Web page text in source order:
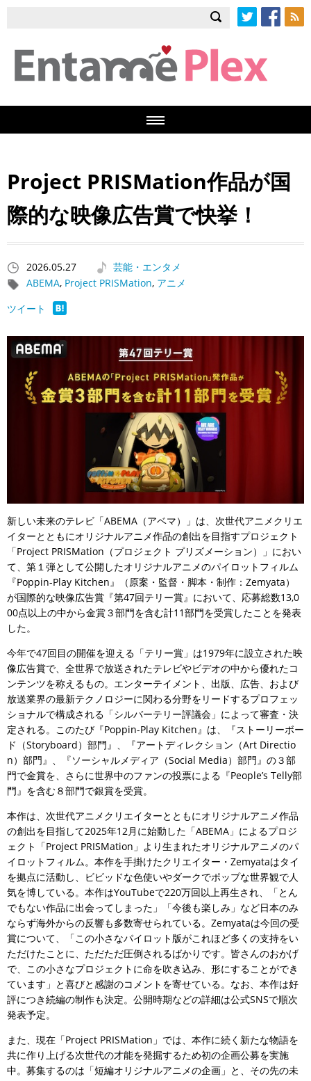
Project PRISMation作品が国
際的な映像広告賞で快挙！
2026.05.27
芸能・エンタメ
ABEMA, Project PRISMation, アニメ
ツイート
新しい未来のテレビ「ABEMA（アベマ）」は、次世代アニメクリエ
イターとともにオリジナルアニメ作品の創出を目指すプロジェクト
「Project PRISMation（プロジェクト プリズメーション）」におい
て、第１弾として公開したオリジナルアニメのパイロットフィルム
『Poppin-Play Kitchen』（原案・監督・脚本・制作：Zemyata）
が国際的な映像広告賞『第47回テリー賞』において、応募総数13,0
00点以上の中から金賞３部門を含む計11部門を受賞したことを発表
した。
今年で47回目の開催を迎える「テリー賞」は1979年に設立された映
像広告賞で、全世界で放送されたテレビやビデオの中から優れたコ
ンテンツを称えるもの。エンターテイメント、出版、広告、および
放送業界の最新テクノロジーに関わる分野をリードするプロフェッ
ショナルで構成される「シルバーテリー評議会」によって審査・決
定される。このたび『Poppin-Play Kitchen』は、『ストーリーボー
ド（Storyboard）部門』、『アートディレクション（Art Directio
n）部門』、『ソーシャルメディア（Social Media）部門』の３部
門で金賞を、さらに世界中のファンの投票による『People’s Telly部
門』を含む８部門で銀賞を受賞。
本作は、次世代アニメクリエイターとともにオリジナルアニメ作品
の創出を目指して2025年12月に始動した「ABEMA」によるプロジ
ェクト「Project PRISMation」より生まれたオリジナルアニメのパ
イロットフィルム。本作を手掛けたクリエイター・Zemyataはタイ
を拠点に活動し、ビビッドな色使いやダークでポップな世界観で人
気を博している。本作はYouTubeで220万回以上再生され、「とん
でもない作品に出会ってしまった」「今後も楽しみ」など日本のみ
ならず海外からの反響も多数寄せられている。Zemyataは今回の受
賞について、「この小さなパイロット版がこれほど多くの支持をい
ただけたことに、ただただ圧倒されるばかりです。皆さんのおかげ
で、この小さなプロジェクトに命を吹き込み、形にすることができ
ています」と喜びと感謝のコメントを寄せている。なお、本作は好
評につき続編の制作も決定。公開時期などの詳細は公式SNSで順次
発表予定。
また、現在「Project PRISMation」では、本作に続く新たな物語を
共に作り上げる次世代の才能を発掘するため初の企画公募を実施
中。募集するのは「短編オリジナルアニメの企画」と、その先の未